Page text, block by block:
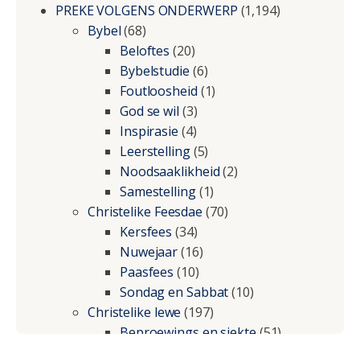
PREKE VOLGENS ONDERWERP (1,194)
Bybel(68)
Beloftes (20)
Bybelstudie (6)
Foutloosheid (1)
God se wil (3)
Inspirasie (4)
Leerstelling(5)
Noodsaaklikheid(2)
Samestelling(1)
Christelike Feesdae (70)
Kersfees (34)
Nuwejaar(16)
Paasfees (10)
Sondag en Sabbat(10)
Christelike lewe (197)
Beproewings en siekte(51)